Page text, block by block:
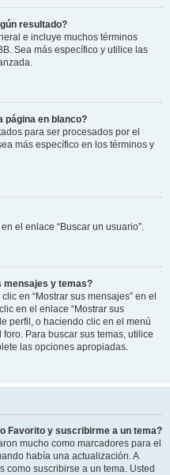
resultado?
e incluye muchos términos
Sea más específico y utilice las
página en blanco?
para ser procesados por el
más específico en los términos y
el enlace “Buscar un usuario”.
mensajes y temas?
en “Mostrar sus mensajes” en el
en el enlace “Mostrar sus
perfil, o haciendo clic en el menú
Para buscar sus temas, utilice
las opciones apropiadas.
Favorito y suscribirme a un tema?
mucho como marcadores para el
había una actualización. A
como suscribirse a un tema. Usted